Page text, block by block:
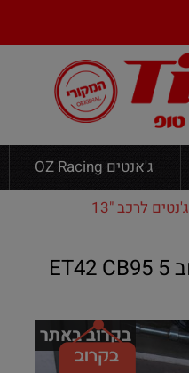
ג'אנטים OZ Racing
ג'נטים לרכב "13
בקרוב באתר